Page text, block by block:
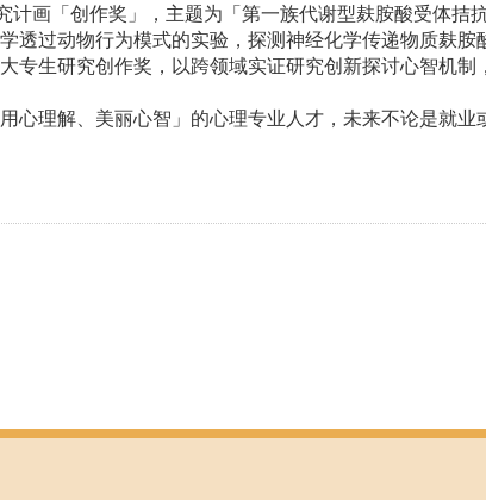
计画「创作奖」，主题为「第一族代谢型麸胺酸受体拮
透过动物行为模式的实验，探测神经化学传递物质麸胺
专生研究创作奖，以跨领域实证研究创新探讨心智机制
心理解、美丽心智」的心理专业人才，未来不论是就业